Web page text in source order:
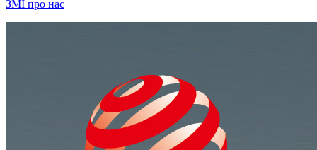
ЗМІ про нас